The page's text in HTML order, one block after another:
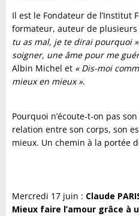
Il est le Fondateur de l’Institut
formateur, auteur de plusieurs
tu as mal, je te dirai pourquoi »
soigner, une âme pour me
Albin Michel et « Dis-moi
mieux en mieux ».
Pourquoi n’écoute-t-on pas
relation entre son corps, son
mieux. Un chemin à la portée
Mercredi 17 juin : Claude
Mieux faire l’amour grâce à